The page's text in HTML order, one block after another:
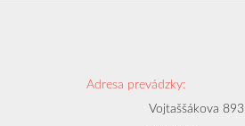
Adresa prevádzky:
Vojtaššákova 893